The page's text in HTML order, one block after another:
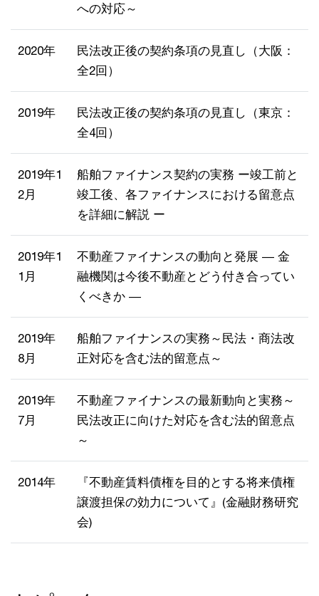
への対応～
2020年
民法改正後の契約条項の見直し（大阪：
全2回）
2019年
民法改正後の契約条項の見直し（東京：
全4回）
2019年1
2月
船舶ファイナンス契約の実務 ー竣工前と
竣工後、各ファイナンスにおける留意点
を詳細に解説 ー
2019年1
1月
不動産ファイナンスの動向と発展 ― 金
融機関は今後不動産とどう付き合ってい
くべきか ―
2019年
8月
船舶ファイナンスの実務～民法・商法改
正対応を含む法的留意点～
2019年
7月
不動産ファイナンスの最新動向と実務～
民法改正に向けた対応を含む法的留意点
～
2014年
『不動産賃料債権を目的とする将来債権
譲渡担保の効力について』(金融財務研究
会)